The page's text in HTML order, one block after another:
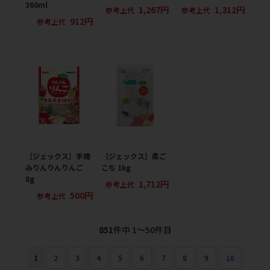
360ml
参考上代 912円
参考上代 1,267円 参考上代 1,312円
［ジェックス］手摘
みりんりんりんご
8g
参考上代 500円
［ジェックス］柔ご
こち 1kg
参考上代 1,712円
851件中 1〜50件目
1 2 3 4 5 6 7 8 9 10